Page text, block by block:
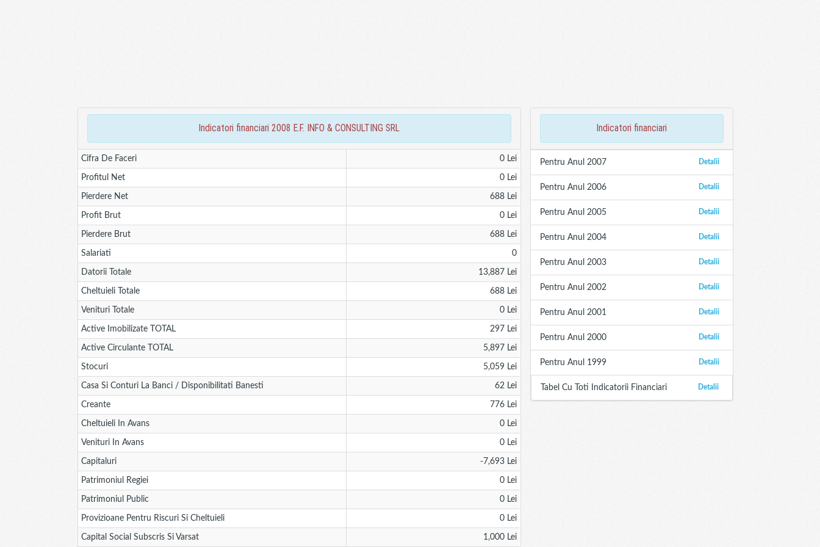
indicatori financiari 2008 E.F. INFO & CONSULTING SRL
Cifra De Faceri 0 Lei
Profitul Net 0 Lei
Pierdere Net 688 Lei
Profit Brut 0 Lei
Pierdere Brut 688 Lei
Salariati 0
Datorii Totale 13,887 Lei
Cheltuieli Totale 688 Lei
Venituri Totale 0 Lei
Active Imobilizate TOTAL 297 Lei
Active Circulante TOTAL 5,897 Lei
Stocuri 5,059 Lei
Casa Si Conturi La Banci / Disponibilitati Banesti 62 Lei
Creante 776 Lei
Cheltuieli In Avans 0 Lei
Venituri In Avans 0 Lei
Capitaluri -7,693 Lei
Patrimoniul Regiei 0 Lei
Patrimoniul Public 0 Lei
Provizioane Pentru Riscuri Si Cheltuieli 0 Lei
Capital Social Subscris Si Varsat 1,000 Lei
indicatori financiari
Detalii
Pentru Anul 2007
Detalii
Pentru Anul 2006
Detalii
Pentru Anul 2005
Detalii
Pentru Anul 2004
Detalii
Pentru Anul 2003
Detalii
Pentru Anul 2002
Detalii
Pentru Anul 2001
Detalii
Pentru Anul 2000
Detalii
Pentru Anul 1999
Detalii
Tabel Cu Toti Indicatorii Financiari